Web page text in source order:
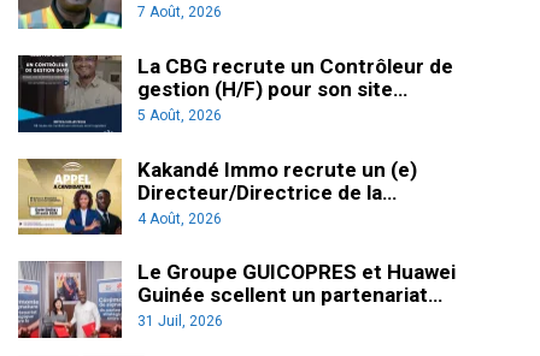
7 Août, 2026
La CBG recrute un Contrôleur de
gestion (H/F) pour son site…
5 Août, 2026
Kakandé Immo recrute un (e)
Directeur/Directrice de la…
4 Août, 2026
Le Groupe GUICOPRES et Huawei
Guinée scellent un partenariat…
31 Juil, 2026